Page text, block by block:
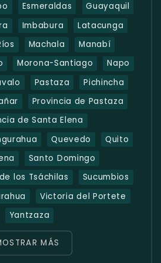
Esmeraldas
Guayaquil
Imbabura
Latacunga
Machala
Manabí
Morona-Santiago
Napo
Pastaza
Pichincha
Provincia de Pastaza
de Santa Elena
Quevedo
Quito
Santo Domingo
los Tsáchilas
Sucumbios
Victoria del Portete
Yantzaza
MÁS